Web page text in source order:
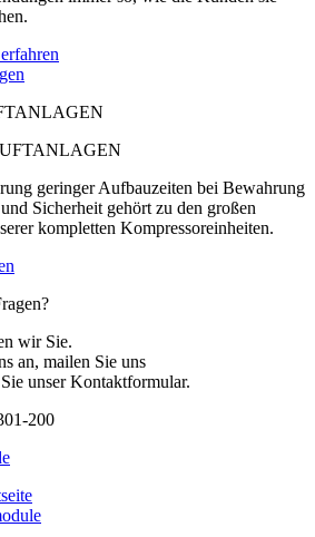
geringer Aufbauzeiten bei Bewahrung
Sicherheit gehört zu den großen
kompletten Kompressoreinheiten.
wir Sie.
an, mailen Sie uns
unser Kontaktformular.
200